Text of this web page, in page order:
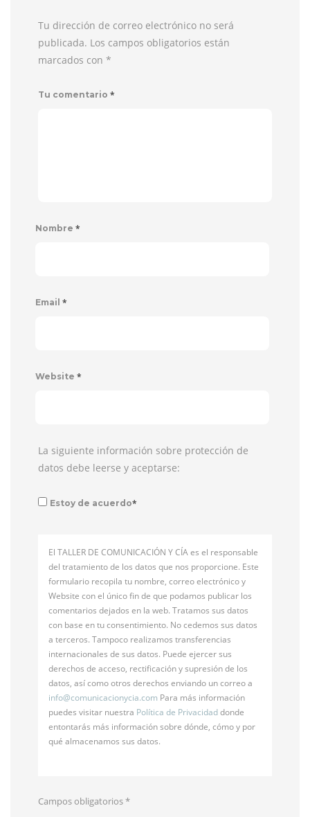
Tu dirección de correo electrónico no será
publicada. Los campos obligatorios están
marcados con *
Tu comentario *
Nombre *
Email *
Website *
La siguiente información sobre protección de
datos debe leerse y aceptarse:
Estoy de acuerdo*
El TALLER DE COMUNICACIÓN Y CÍA es el responsable
del tratamiento de los datos que nos proporcione. Este
formulario recopila tu nombre, correo electrónico y
Website con el único fin de que podamos publicar los
comentarios dejados en la web. Tratamos sus datos
con base en tu consentimiento. No cedemos sus datos
a terceros. Tampoco realizamos transferencias
internacionales de sus datos. Puede ejercer sus
derechos de acceso, rectificación y supresión de los
datos, así como otros derechos enviando un correo a
info@comunicacionycia.com Para más información
puedes visitar nuestra Política de Privacidaddonde
entontarás más información sobre dónde, cómo y por
qué almacenamos sus datos.
Campos obligatorios*